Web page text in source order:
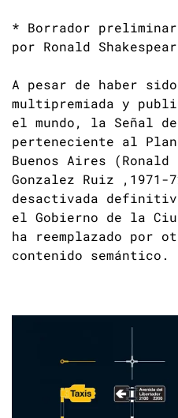
* Borrador
por Ronald
A pesar de haber sido
multipremiada y
el mundo, la Señal
perteneciente al
Buenos Aires (Ronald
Gonzalez Ruiz ,1971-
desactivada
el Gobierno de la
ha reemplazado por
contenido semántico.